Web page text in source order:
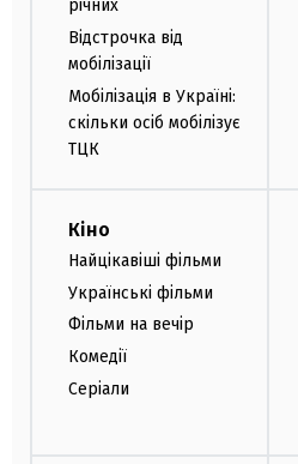
річних
Відстрочка від
мобілізації
Мобілізація в Україні:
скільки осіб мобілізує
ТЦК
Кіно
Найцікавіші фільми
Українські фільми
Фільми на вечір
Комедії
Серіали